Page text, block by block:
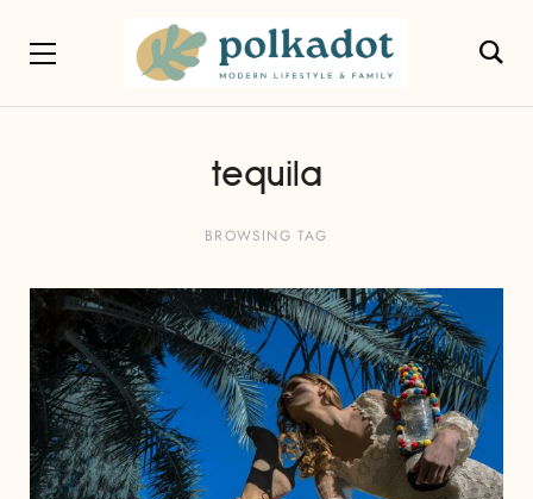
tequila
BROWSING TAG